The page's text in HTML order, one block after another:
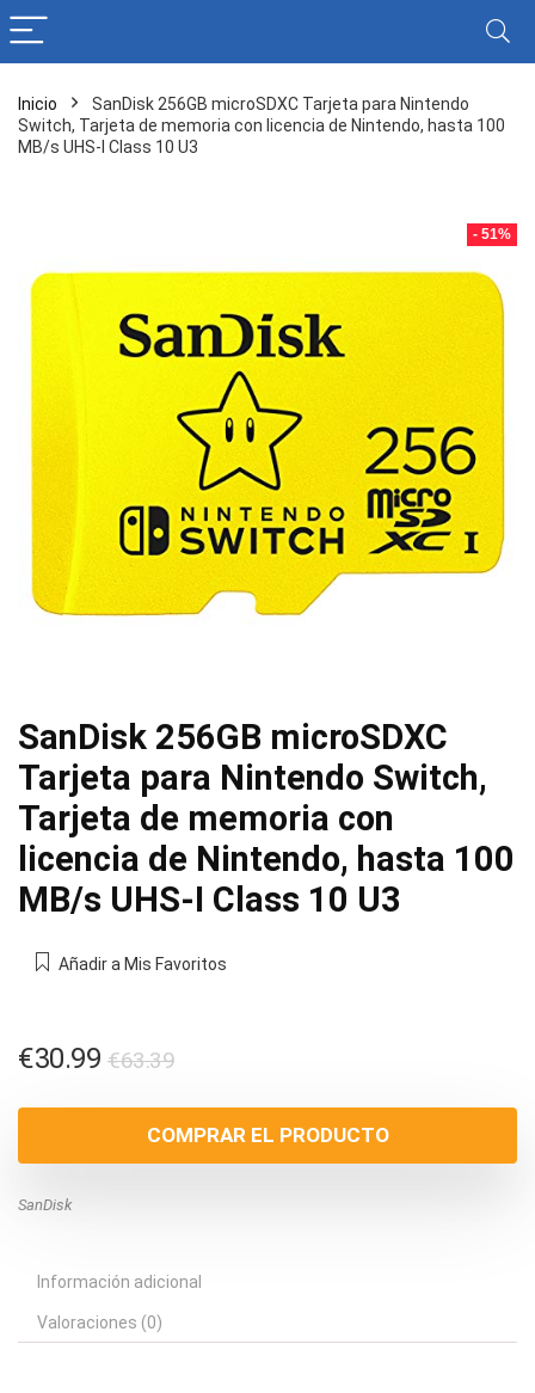
Inicio
SanDisk 256GB microSDXC Tarjeta para Nintendo
Switch, Tarjeta de memoria con licencia de Nintendo, hasta 100
MB/s UHS-I Class 10 U3
- 51%
SanDisk 256GB microSDXC
Tarjeta para Nintendo Switch,
Tarjeta de memoria con
licencia de Nintendo, hasta 100
MB/s UHS-I Class 10 U3
Añadir a Mis Favoritos
€63.39El
original
era:
€30.99
El
actual
es:
COMPRAR EL PRODUCTO
SanDisk
Información adicional
Valoraciones (0)